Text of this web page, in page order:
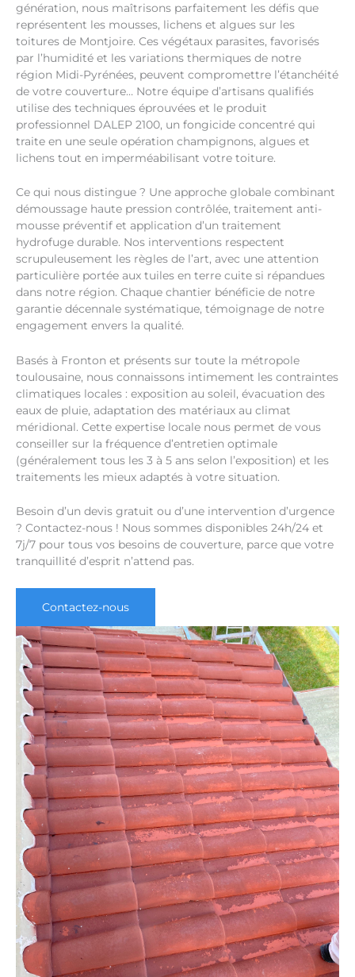
génération, nous maîtrisons parfaitement les défis que
représentent les mousses, lichens et algues sur les
toitures de Montjoire. Ces végétaux parasites, favorisés
par l’humidité et les variations thermiques de notre
région Midi-Pyrénées, peuvent compromettre l’étanchéité
de votre couverture… Notre équipe d’artisans qualifiés
utilise des techniques éprouvées et le produit
professionnel DALEP 2100, un fongicide concentré qui
traite en une seule opération champignons, algues et
lichens tout en imperméabilisant votre toiture.
Ce qui nous distingue ? Une approche globale combinant
démoussage haute pression contrôlée, traitement anti-
mousse préventif et application d’un traitement
hydrofuge durable. Nos interventions respectent
scrupuleusement les règles de l’art, avec une attention
particulière portée aux tuiles en terre cuite si répandues
dans notre région. Chaque chantier bénéficie de notre
garantie décennale systématique, témoignage de notre
engagement envers la qualité.
Basés à Fronton et présents sur toute la métropole
toulousaine, nous connaissons intimement les contraintes
climatiques locales : exposition au soleil, évacuation des
eaux de pluie, adaptation des matériaux au climat
méridional. Cette expertise locale nous permet de vous
conseiller sur la fréquence d’entretien optimale
(généralement tous les 3 à 5 ans selon l’exposition) et les
traitements les mieux adaptés à votre situation.
Besoin d’un devis gratuit ou d’une intervention d’urgence
? Contactez-nous ! Nous sommes disponibles 24h/24 et
7j/7 pour tous vos besoins de couverture, parce que votre
tranquillité d’esprit n’attend pas.
Contactez-nous